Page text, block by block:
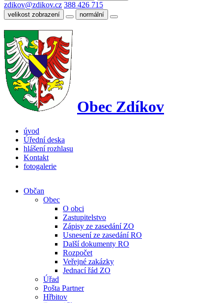
zdikov@zdikov.cz 388 426 715
velikost zobrazení normální
Obec Zdíkov
úvod
Úřední deska
hlášení rozhlasu
Kontakt
fotogalerie
Občan
Obec
O obci
Zastupitelstvo
Zápisy ze zasedání ZO
Usnesení ze zasedání RO
Další dokumenty RO
Rozpočet
Veřejné zakázky
Jednací řád ZO
Úřad
Pošta Partner
Hřbitov